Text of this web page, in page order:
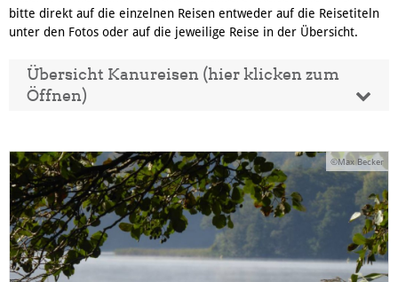
bitte direkt auf die einzelnen Reisen entweder auf die Reisetiteln
unter den Fotos oder auf die jeweilige Reise in der Übersicht.
Übersicht Kanureisen (hier klicken zum
Öffnen)
©Max Becker